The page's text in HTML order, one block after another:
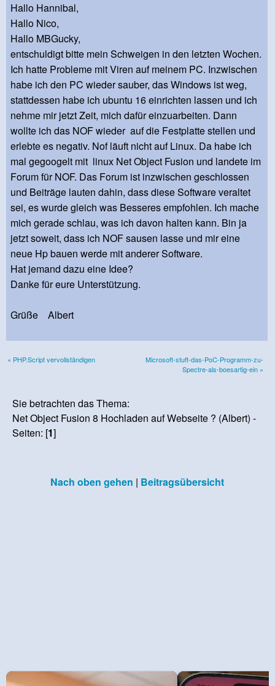
Hallo Hannibal,
Hallo Nico,
Hallo MBGucky,
entschuldigt bitte mein Schweigen in den letzten Wochen.
Ich hatte Probleme mit Viren auf meinem PC. Inzwischen
habe ich den PC wieder sauber, das Windows ist weg,
stattdessen habe ich ubuntu 16 einrichten lassen und ich
nehme mir jetzt Zeit, mich dafür einzuarbeiten. Dann
wollte ich das NOF wieder auf die Festplatte stellen und
erlebte es negativ. Nof läuft nicht auf Linux. Da habe ich
mal gegoogelt mit linux Net Object Fusion und landete im
Forum für NOF. Das Forum ist inzwischen geschlossen
und Beiträge lauten dahin, dass diese Software veraltet
sei, es wurde gleich was Besseres empfohlen. Ich mache
mich gerade schlau, was ich davon halten kann. Bin ja
jetzt soweit, dass ich NOF sausen lasse und mir eine
neue Hp bauen werde mit anderer Software.
Hat jemand dazu eine Idee?
Danke für eure Unterstützung.
Grüße Albert
« PHP.Script vervollständigen
Microsoft-stuft-das-PoC-Programm-zu-
Spectre-als-boesartig-ein »
Sie betrachten das Thema:
Net Object Fusion 8 Hochladen auf Webseite ? (Albert) -
Seiten: [1]
Nach oben gehen | Beitragsübersicht